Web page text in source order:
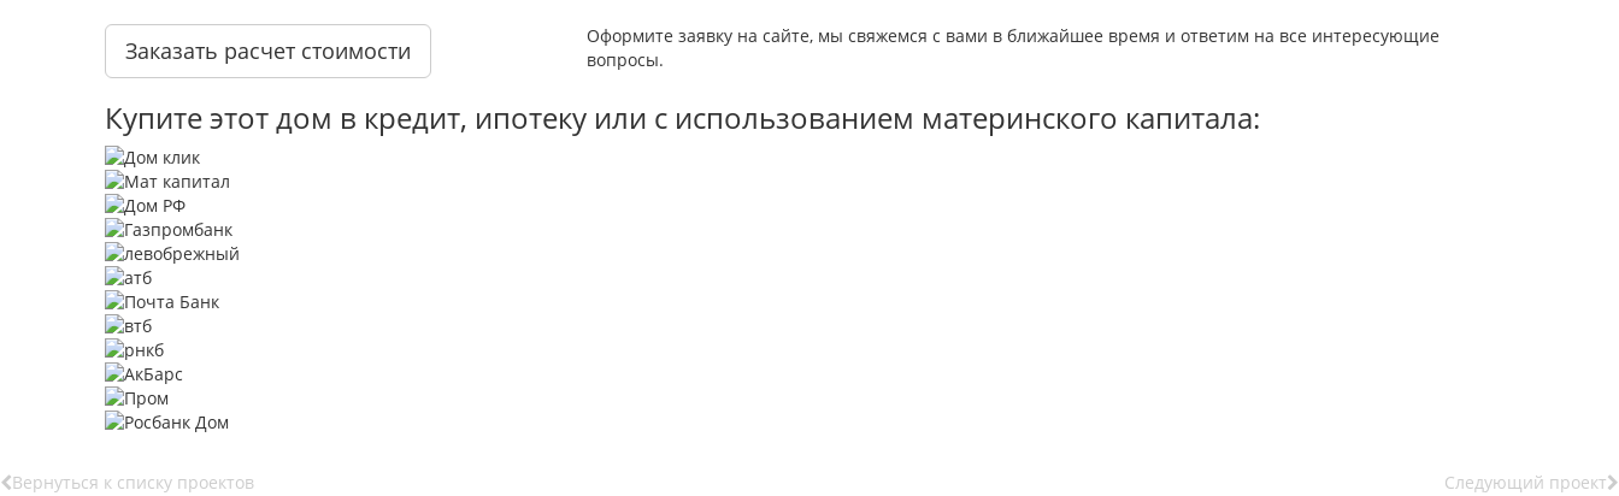
Заказать расчет стоимости
Оформите заявку на сайте, мы свяжемся с вами в ближайшее время и ответим на все интересующие
вопросы.
Купите этот дом в кредит, ипотеку или с использованием материнского капитала:
Вернуться к списку проектов
Следующий проект